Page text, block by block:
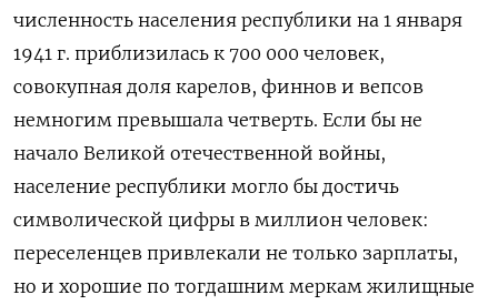
численность населения республики на 1 января
1941 г. приблизилась к 700 000 человек,
совокупная доля карелов, финнов и вепсов
немногим превышала четверть. Если бы не
начало Великой отечественной войны,
население республики могло бы достичь
символической цифры в миллион человек:
переселенцев привлекали не только зарплаты,
но и хорошие по тогдашним меркам жилищные